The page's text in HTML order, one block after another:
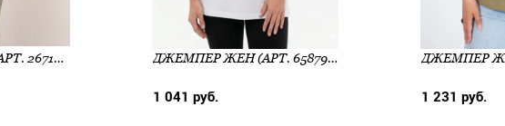
ФУТБОЛКА ЖЕН (АРТ. 267142КК_П) ДЖЕМПЕР ЖЕН (АРТ. 658790)
1 041 руб. 1 231 руб.